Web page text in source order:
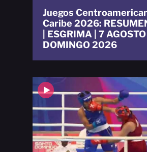
Juegos
Caribe 2026:
| ESGRIMA | 7
DOMINGO 2026